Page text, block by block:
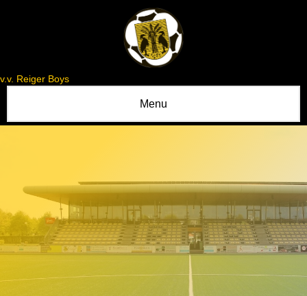
v.v. Reiger Boys
Menu